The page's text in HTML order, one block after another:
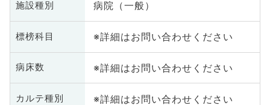
施設種別 病院（一般）
標榜科目 ※詳細はお問い合わせください
病床数 ※詳細はお問い合わせください
カルテ種別 ※詳細はお問い合わせください